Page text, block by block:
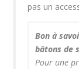
pas un
Bon à
bâtons de
Pour une